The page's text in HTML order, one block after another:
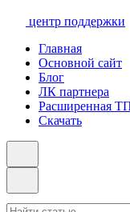
центр поддержки
Главная
Основной сайт
Блог
ЛК партнера
Расширенная
Скачать